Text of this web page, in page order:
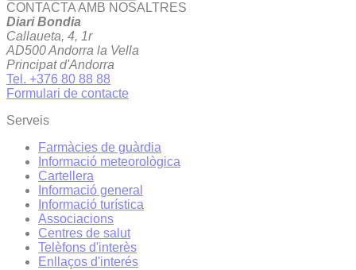
CONTACTA AMB NOSALTRES
Diari Bondia
Callaueta, 4, 1r
AD500 Andorra la Vella
Principat d'Andorra
Tel. +376 80 88 88
Formulari de contacte
Serveis
Farmàcies de guàrdia
Informació meteorològica
Cartellera
Informació general
Informació turística
Associacions
Centres de salut
Telèfons d'interès
Enllaços d'interés